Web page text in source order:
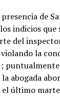
de
indicios que
del
la
;
abogada
el último